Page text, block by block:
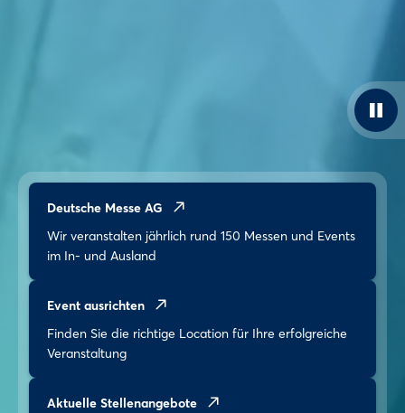
Deutsche Messe AG
Wir veranstalten jährlich rund 150 Messen und Events
im In- und Ausland
Event ausrichten
Finden Sie die richtige Location für Ihre erfolgreiche
Veranstaltung
Aktuelle Stellenangebote